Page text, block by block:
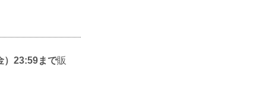
）23:59まで販